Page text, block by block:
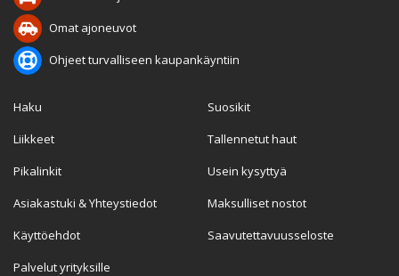
Omat ajoneuvot
Ohjeet turvalliseen kaupankäyntiin
Haku
Liikkeet
Pikalinkit
Asiakastuki & Yhteystiedot
Käyttöehdot
Palvelut yrityksille
Suosikit
Tallennetut haut
Usein kysyttyä
Maksulliset nostot
Saavutettavuusseloste